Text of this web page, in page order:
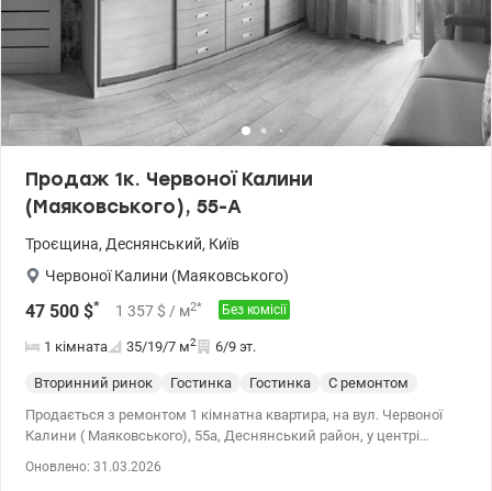
Продаж 1к. Червоної Калини
(Маяковського), 55-А
Троєщина, Деснянський, Київ
Червоної Калини (Маяковського)
47 500 $* 1 357 $ / м2* Без комісії
1 кімната 35/19/7 м2 6/9 эт.
Вторинний ринок Гостинка Гостинка
С ремонтом
Продається з ремонтом 1 кімнатна квартира, на вул. Червоної
Калини ( Маяковського), 55а, Деснянський район, у центрі
Оновлено: 31.03.2026